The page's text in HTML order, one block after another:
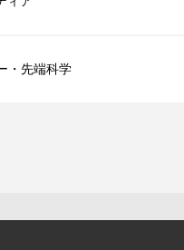
・先端科学